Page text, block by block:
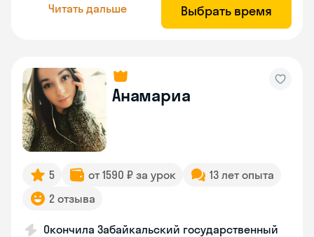
Читать дальше Выбрать время
Анамариа
5 от 1590 ₽ за урок
13 лет опыта
2 отзыва
Окончила Забайкальский государственный